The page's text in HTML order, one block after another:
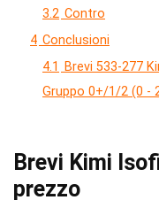
3.2 Contro
4 Conclusioni
4.1
Brevi 533-277
Gruppo 0+/1/2 (0 -
Brevi Kimi
prezzo